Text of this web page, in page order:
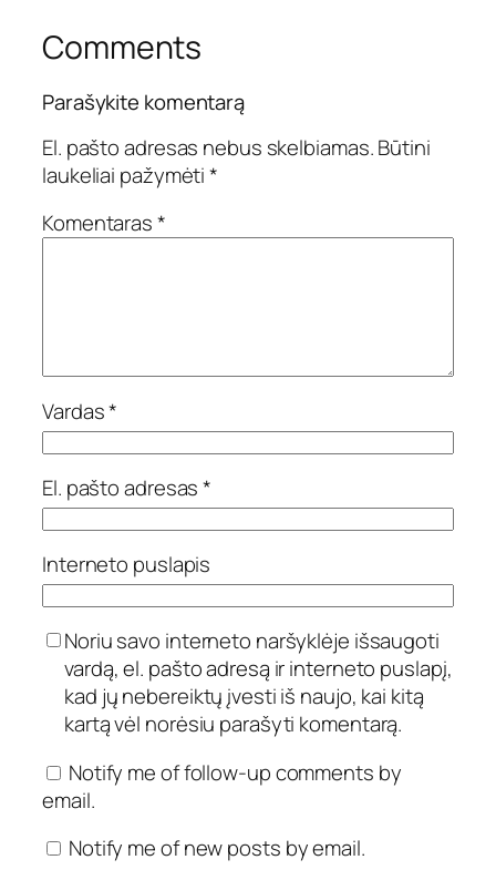
Comments
Parašykite komentarą
El. pašto adresas nebus skelbiamas.Būtini
laukeliai pažymėti*
Komentaras*
Vardas*
El. pašto adresas*
Interneto puslapis
Noriu savo interneto naršyklėje išsaugoti
vardą, el. pašto adresą ir interneto puslapį,
kad jų nebereiktų įvesti iš naujo, kai kitą
kartą vėl norėsiu parašyti komentarą.
Notify me of follow-up comments by
email.
Notify me of new posts by email.